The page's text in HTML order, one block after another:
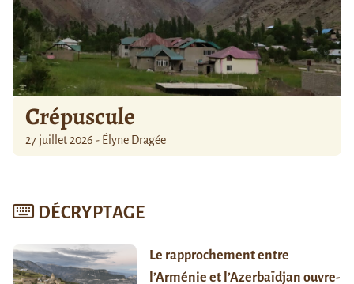
Crépuscule
27 juillet 2026 - Élyne Dragée
DÉCRYPTAGE
Le rapprochement entre
l’Arménie et l’Azerbaïdjan ouvre-